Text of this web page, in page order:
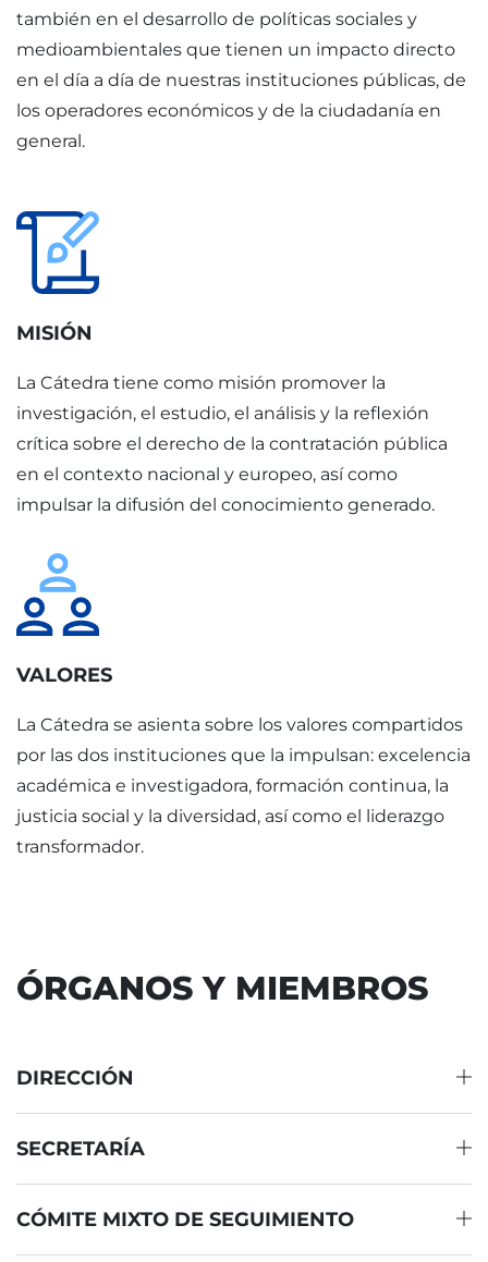
también en el desarrollo de políticas sociales y
medioambientales que tienen un impacto directo
en el día a día de nuestras instituciones públicas, de
los operadores económicos y de la ciudadanía en
general.
MISIÓN
La Cátedra tiene como misión promover la
investigación, el estudio, el análisis y la reflexión
crítica sobre el derecho de la contratación pública
en el contexto nacional y europeo, así como
impulsar la difusión del conocimiento generado.
VALORES
La Cátedra se asienta sobre los valores compartidos
por las dos instituciones que la impulsan: excelencia
académica e investigadora, formación continua, la
justicia social y la diversidad, así como el liderazgo
transformador.
ÓRGANOS Y MIEMBROS
DIRECCIÓN
SECRETARÍA
CÓMITE MIXTO DE SEGUIMIENTO